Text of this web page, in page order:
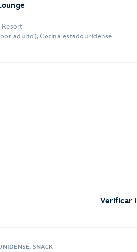
Resort
adulto), Cocina estadounidense
Verificar
SNACK